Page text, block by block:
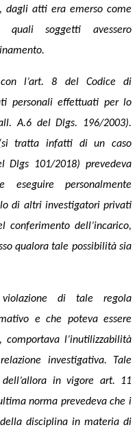
, dagli atti era emerso come
quali soggetti avessero
con l’art. 8 del Codice di
personali effettuati per lo
A.6 del Dlgs. 196/2003).
tratta infatti di un caso
Dlgs 101/2018) prevedeva
eseguire personalmente
di altri investigatori privati
conferimento dell’incarico,
qualora tale possibilità sia
di tale regola
e che poteva essere
comportava l’inutilizzabilità
investigativa. Tale
dell’allora in vigore art. 11
norma prevedeva che i
disciplina in materia di